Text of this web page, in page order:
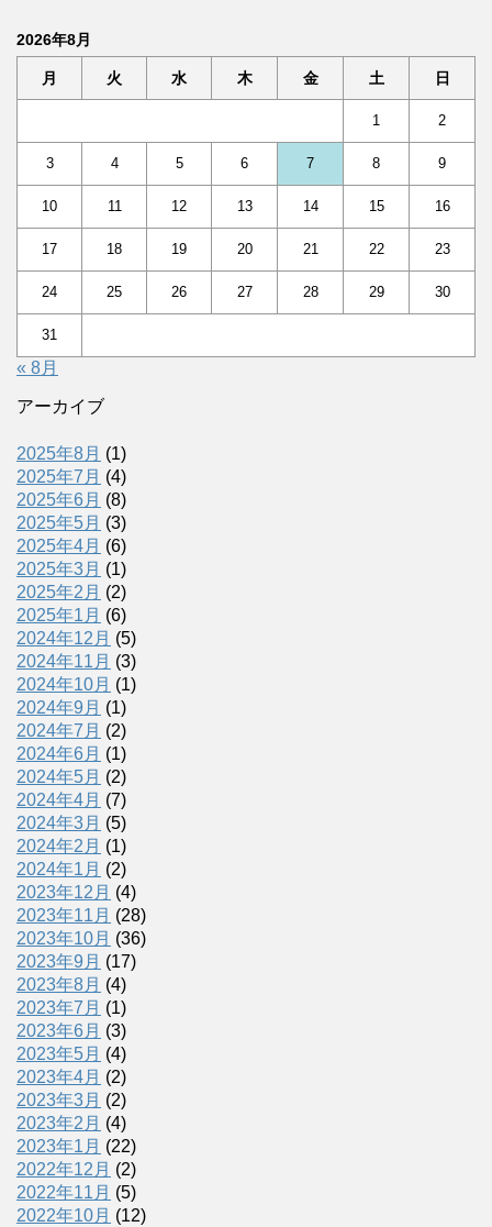
2026年8月
月 火 水 木 金 土 日
1 2
3 4 5 6 7 8 9
10 11 12 13 14 15 16
17 18 19 20 21 22 23
24 25 26 27 28 29 30
31
« 8月
アーカイブ
2025年8月 (1)
2025年7月 (4)
2025年6月 (8)
2025年5月 (3)
2025年4月 (6)
2025年3月 (1)
2025年2月 (2)
2025年1月 (6)
2024年12月 (5)
2024年11月 (3)
2024年10月 (1)
2024年9月 (1)
2024年7月 (2)
2024年6月 (1)
2024年5月 (2)
2024年4月 (7)
2024年3月 (5)
2024年2月 (1)
2024年1月 (2)
2023年12月 (4)
2023年11月 (28)
2023年10月 (36)
2023年9月 (17)
2023年8月 (4)
2023年7月 (1)
2023年6月 (3)
2023年5月 (4)
2023年4月 (2)
2023年3月 (2)
2023年2月 (4)
2023年1月 (22)
2022年12月 (2)
2022年11月 (5)
2022年10月 (12)